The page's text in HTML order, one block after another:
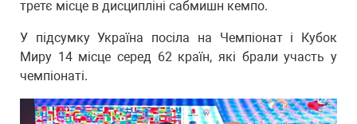
третє місце в дисципліні сабмишн кемпо.
У підсумку Україна посіла на Чемпіонат і Кубок
Миру 14 місце серед 62 країн, які брали участь у
чемпіонаті.